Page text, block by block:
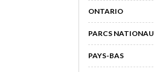
ONTARIO
PARCS
PAYS-BAS